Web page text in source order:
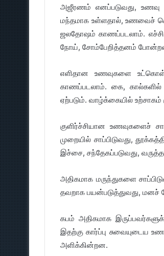
அஜீரணம் எனப்படுவது, உணவு
மந்தமாக உள்ளதால், உணவைச்
ஜலதோஷம் காணப்படலாம்.
நோய், சோம்பேறித்தனம்
எளிதான உணவுகளை
காணப்படலாம். கை, கால்களில்
ஏற்படும். வாழ்க்கையில் உற்சாகம்
குளிர்ச்சியான உணவுகளைச்
முறையில் சாப்பிடுவது,
இச்சை, சந்தேகப்படுவது,
அதிகமாக மருந்துகளை
தவறாக பயன்படுத்துவது, மனச்
கபம் அதிகமாக
இதற்கு கார்ப்பு சுவையுடைய
அளிக்கின்றன.